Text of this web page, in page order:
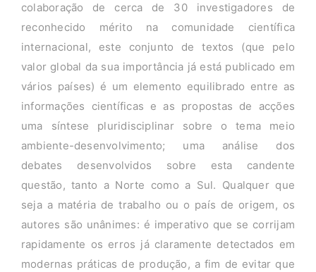
colaboração de cerca de 30 investigadores de
reconhecido mérito na comunidade científica
internacional, este conjunto de textos (que pelo
valor global da sua importância já está publicado em
vários países) é um elemento equilibrado entre as
informações científicas e as propostas de acções
uma síntese pluridisciplinar sobre o tema meio
ambiente-desenvolvimento; uma análise dos
debates desenvolvidos sobre esta candente
questão, tanto a Norte como a Sul. Qualquer que
seja a matéria de trabalho ou o país de origem, os
autores são unânimes: é imperativo que se corrijam
rapidamente os erros já claramente detectados em
modernas práticas de produção, a fim de evitar que